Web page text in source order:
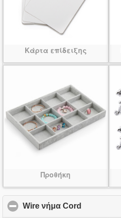
Κάρτα επίδειξης
Προθήκη
Wire νήμα Cord